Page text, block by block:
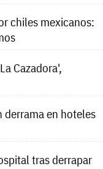
chiles mexicanos:
Cazadora',
derrama en hoteles
tras derrapar